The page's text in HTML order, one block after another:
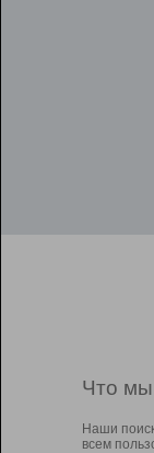
Что
Наши
всем